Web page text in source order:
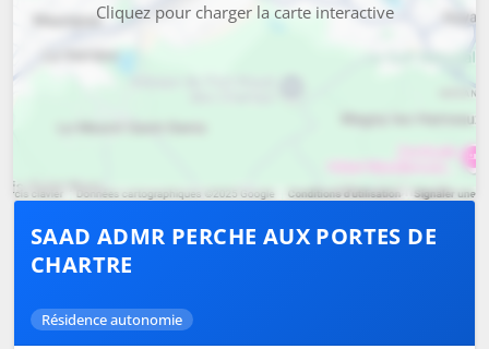
Cliquez pour charger la carte interactive
SAAD ADMR PERCHE AUX PORTES DE
CHARTRE
Résidence autonomie